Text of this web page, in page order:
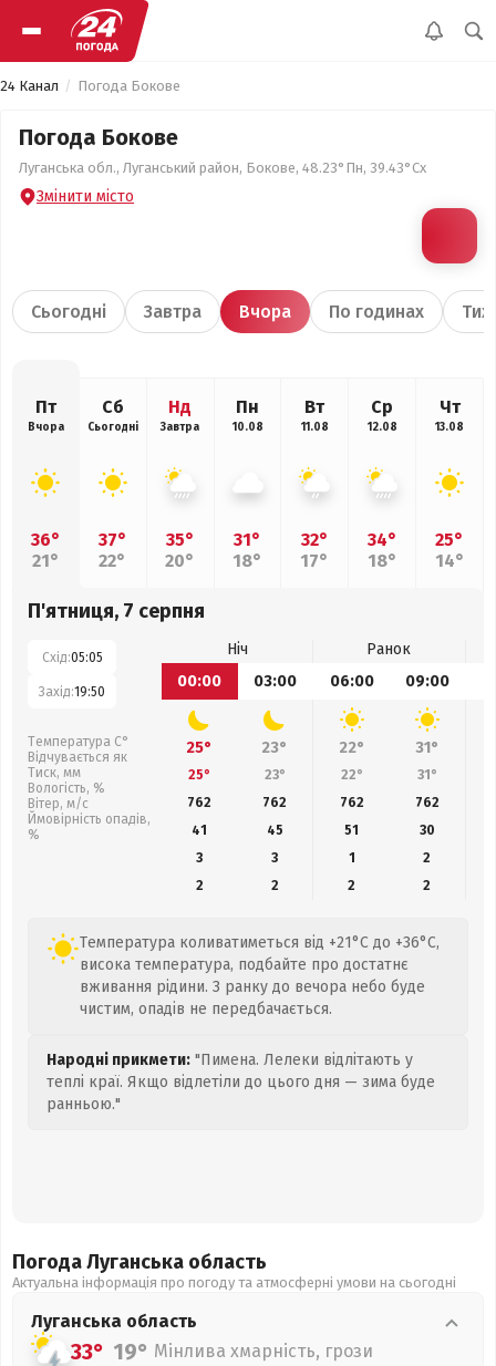
24 Канал Погода Бокове
Погода Бокове
Луганська обл., Луганський район, Бокове, 48.23°Пн, 39.43°Сх
Змінити місто
Сьогодні Завтра Вчора По годинах
Пт
Вчора
36°
21°
Сб
Сьогодні
37°
22°
Нд
Завтра
35°
20°
Пн
10.08
31°
18°
Вт
11.08
32°
17°
Ср
12.08
34°
18°
Чт
13.08
25°
14°
П'ятниця, 7 серпня
Схід:05:05
Захід:19:50
Температура С°
Відчувається як
Тиск, мм
Вологість, %
Вітер, м/с
Ймовірність опадів,
%
Ніч
Ранок
00:00
03:00 06:00 09:00
25° 23° 22° 31°
25° 23° 22° 31°
762
762 762 762
41
45 51 30
3
3 1
2
2
2 2 2
Температура коливатиметься від +21°C до +36°C,
висока температура, подбайте про достатнє
вживання рідини. З ранку до вечора небо буде
чистим, опадів не передбачається.
Народні прикмети: "Пимена. Лелеки відлітають у
теплі краї. Якщо відлетіли до цього дня — зима буде
ранньою."
Погода Луганська область
Актуальна інформація про погоду та атмосферні умови на сьогодні
Луганська область
33° 19° Мінлива хмарність, грози